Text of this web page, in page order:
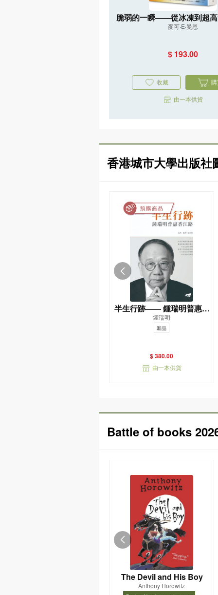
脆弱的一瞬——從冰凍到超
重返45億年氣候史，直指人
麥可‧E‧曼恩
$ 193.00
收藏
由一本供貨
香港城市大學出版社
半生行跡—— 鍾瑞明普惠香
江路
鍾瑞明
新品
$ 380.00
由一本供貨
Battle of books
The Devil and His Boy
Anthony Horowitz